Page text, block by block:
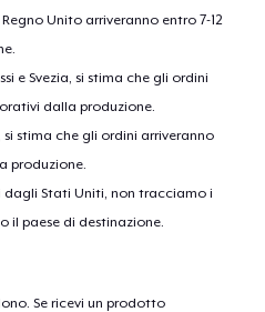
Unito arriveranno entro 7-12
e Svezia, si stima che gli ordini
dalla produzione.
stima che gli ordini arriveranno
produzione.
dagli Stati Uniti, non tracciamo i
il paese di destinazione.
Se ricevi un prodotto